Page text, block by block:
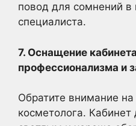
повод для сомнений в
специалиста.
7. Оснащение
профессионализма и
Обратите внимание
косметолога.